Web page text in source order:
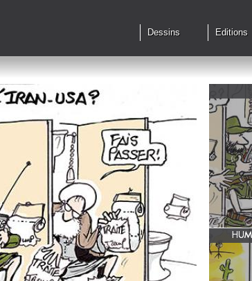
Dessins Editions
Qu'en est
le feu?
zone 51